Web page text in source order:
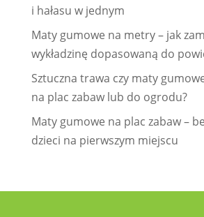
i hałasu w jednym
Maty gumowe na metry – jak
wykładzinę dopasowaną do
Sztuczna trawa czy maty
na plac zabaw lub do ogrodu?
Maty gumowe na plac zabaw –
dzieci na pierwszym miejscu